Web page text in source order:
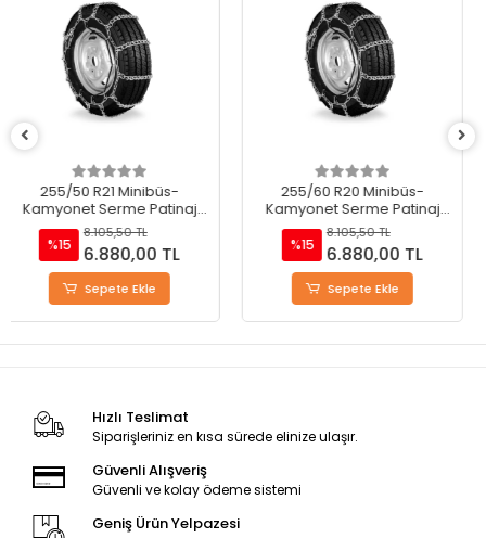
255/60 R20 Minibüs-
Kamyonet Serme Patinaj
Zinciri - M220
%15
8.105,50 TL
6.880,00 TL
Sepete Ekle
255/70 R18 Minibüs-
Kamyonet Serme Patinaj
Zinciri - M220
%15
8.105,50 TL
6.880,00 TL
Sepete Ekle
Hızlı Teslimat
Siparişleriniz en kısa sürede elinize ulaşır.
Güvenli Alışveriş
Güvenli ve kolay ödeme sistemi
Geniş Ürün Yelpazesi